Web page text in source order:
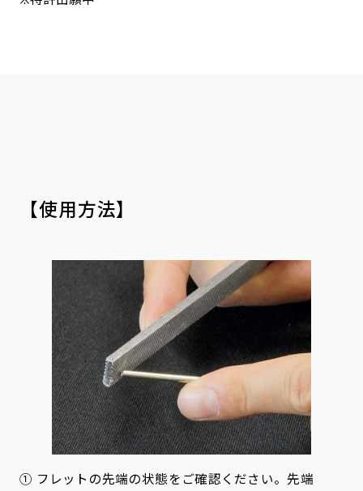
【使用方法】
① フレットの先端の状態をご確認ください。先端